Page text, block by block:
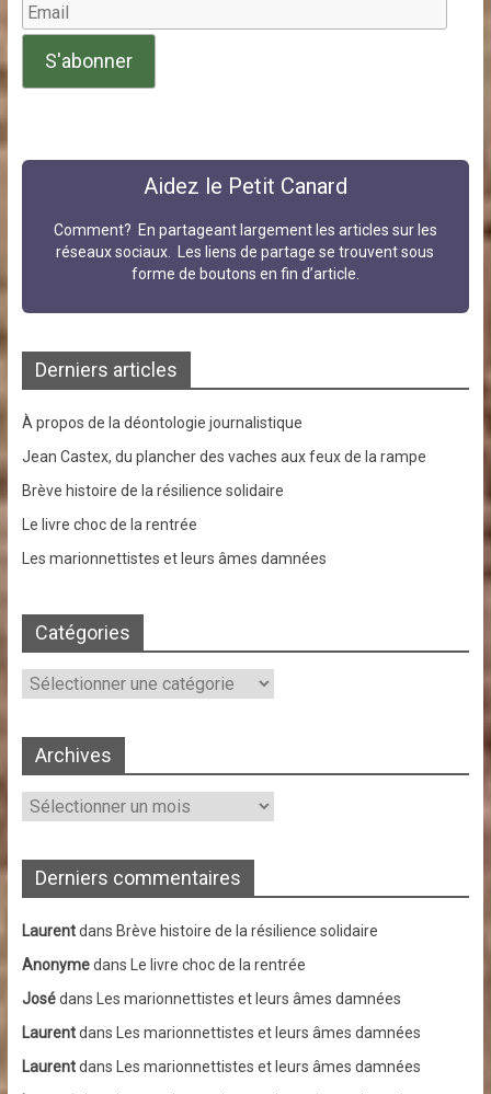
Aidez le Petit Canard
Comment? En partageant largement les articles sur les
réseaux sociaux. Les liens de partage se trouvent sous
forme de boutons en fin d’article.
Derniers articles
À propos de la déontologie journalistique
Jean Castex, du plancher des vaches aux feux de la rampe
Brève histoire de la résilience solidaire
Le livre choc de la rentrée
Les marionnettistes et leurs âmes damnées
Catégories
Catégories
Archives
Archives
Derniers commentaires
Laurentdans Brève histoire de la résilience solidaire
Anonymedans Le livre choc de la rentrée
Josédans Les marionnettistes et leurs âmes damnées
Laurentdans Les marionnettistes et leurs âmes damnées
Laurentdans Les marionnettistes et leurs âmes damnées